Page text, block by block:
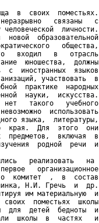
в  своих  поместьях.
связаны   с
человеческой  личности.
новой  образовательной
общества,
входил   в   отрасль
юношества,  должны
с  иностранных  языков
участвовать  в
практике  народных
науки,  искусства.
нет   такого   учебного
использовать
языка,  литературы,
края.  Для  этого  они
предметов,  включая  в
родной  речи  и
реализовать   на
организационное
комитет  ,  в  состав
Н.И. Гречь  и  др.
им материальную  и
своих  поместьях  школы
для  детей  бедноты  и
школы  в  частях   и